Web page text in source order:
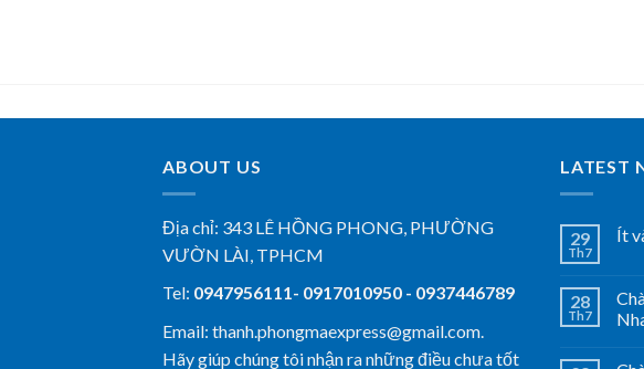
ABOUT US
Địa chỉ: 343 LÊ HỒNG PHONG, PHƯỜNG
VƯỜN LÀI, TPHCM
Tel: 0947956111- 0917010950 - 0937446789
Email: thanh.phongmaexpress@gmail.com.
Hãy giúp chúng tôi nhận ra những điều chưa tốt
LATEST
29
Th7
Ít
28
Th7